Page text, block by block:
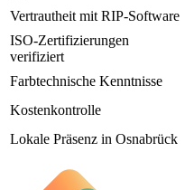
Vertrautheit mit RIP-Software
ISO-Zertifizierungen
verifiziert
Farbtechnische Kenntnisse
Kostenkontrolle
Lokale Präsenz in Osnabrück